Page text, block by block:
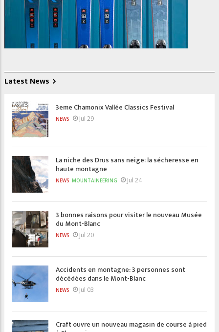
Latest News
3eme Chamonix Vallée Classics Festival
NEWS Jul 29
La niche des Drus sans neige: la sécheresse en
haute montagne
NEWS MOUNTAINEERING Jul 24
3 bonnes raisons pour visiter le nouveau Musée
du Mont-Blanc
NEWS Jul 20
Accidents en montagne: 3 personnes sont
décédées dans le Mont-Blanc
NEWS Jul 03
Craft ouvre un nouveau magasin de course à pied